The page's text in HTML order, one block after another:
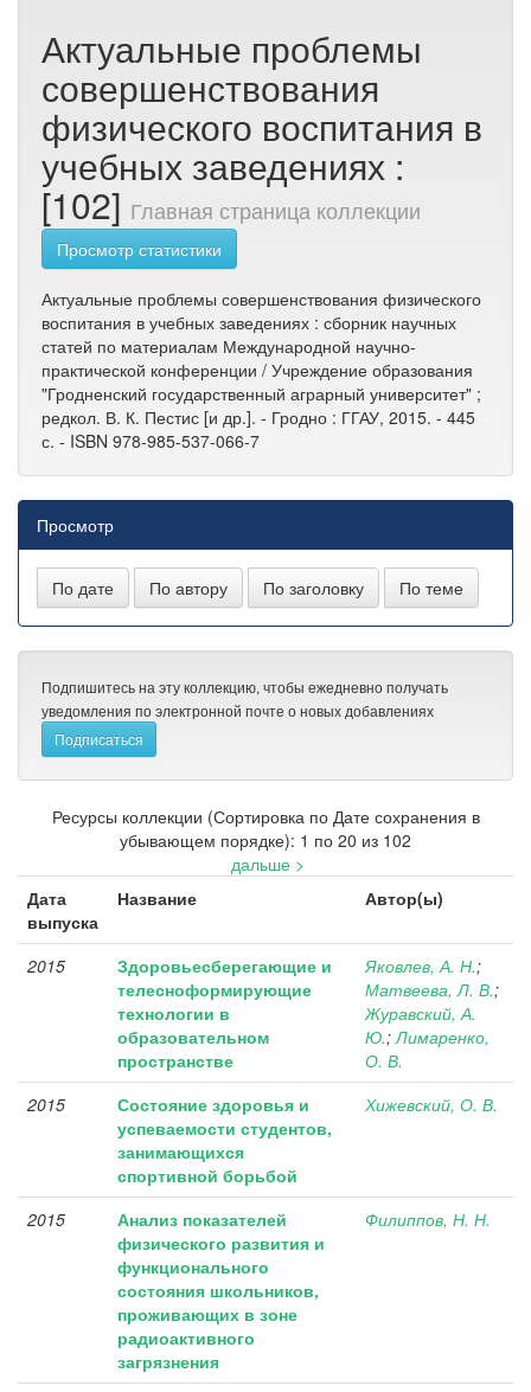
Актуальные проблемы
совершенствования
физического воспитания в
учебных заведениях :
[102] Главная страница коллекции
Просмотр статистики
Актуальные проблемы совершенствования физического
воспитания в учебных заведениях : сборник научных
статей по материалам Международной научно-
практической конференции / Учреждение образования
"Гродненский государственный аграрный университет" ;
редкол. В. К. Пестис [и др.]. - Гродно : ГГАУ, 2015. - 445
с. - ISBN 978-985-537-066-7
Просмотр
Подпишитесь на эту коллекцию, чтобы ежедневно получать
уведомления по электронной почте о новых добавлениях
Ресурсы коллекции (Сортировка по Дате сохранения в
убывающем порядке): 1 по 20 из 102
дальше >
Дата
выпуска
Название Автор(ы)
2015
Здоровьесберегающие и
телесноформирующие
технологии в
образовательном
пространстве
Яковлев, А. Н.;
Матвеева, Л. В.;
Журавский, А.
Ю.;Лимаренко,
О. В.
2015
Состояние здоровья и
успеваемости студентов,
занимающихся
спортивной борьбой
Хижевский, О. В.
2015
Анализ показателей
физического развития и
функционального
состояния школьников,
проживающих в зоне
радиоактивного
загрязнения
Филиппов, Н. Н.